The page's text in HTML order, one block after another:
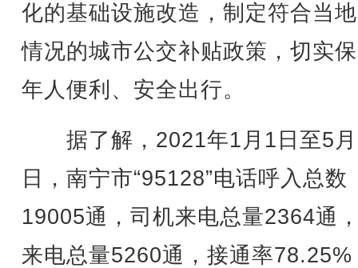
化的基础设施改造，制定符合当
情况的城市公交补贴政策，切实
年人便利、安全出行。
据了解，2021年1月1日至5
日，南宁市“95128”电话呼入总数
19005通，司机来电总量2364通
来电总量5260通，接通率78.25%